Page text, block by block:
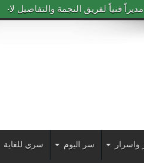
فنياً لفريق النجمة والتفاصيل لاحقاً
واسرار سر اليوم سري للغاية